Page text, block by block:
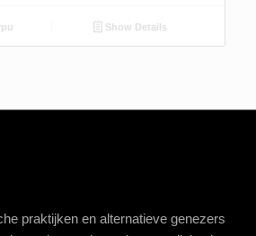
Show Details
praktijken en alternatieve genezers